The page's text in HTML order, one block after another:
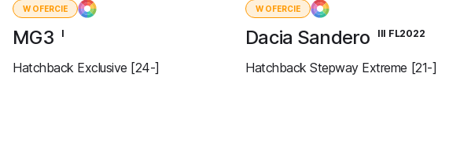
W OFERCIE
MG3 I
Hatchback Exclusive [24-]
W OFERCIE
Dacia Sandero III FL2022
Hatchback Stepway Extreme [21-]